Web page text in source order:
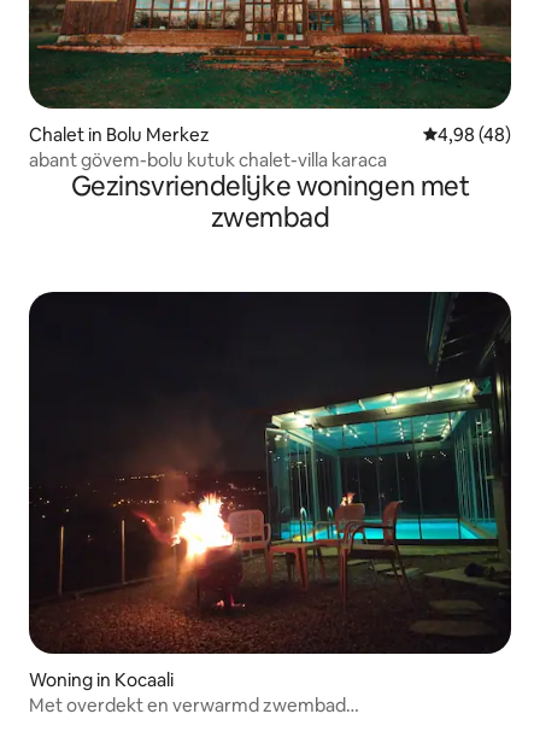
Chalet in Bolu Merkez Gemiddelde
4,98 (48)
abant gövem-bolu kutuk chalet-villa karaca
Gezinsvriendelijke woningen met
zwembad
Woning in Kocaali
Met overdekt en verwarmd zwembad